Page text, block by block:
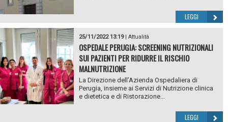
LEGGI
25/11/2022 13:19| Attualità
OSPEDALE PERUGIA: SCREENING NUTRIZIONALI
SUI PAZIENTI PER RIDURRE IL RISCHIO
MALNUTRIZIONE
La Direzione dell’Azienda Ospedaliera di
Perugia, insieme ai Servizi di Nutrizione clinica
e dietetica e di Ristorazione...
LEGGI